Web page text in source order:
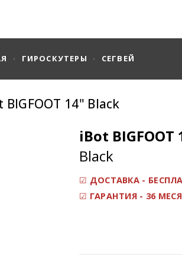
ГИРОСКУТЕРЫ СЕГВЕЙ
BIGFOOT 14" Black
iBot BIGFOOT
Black
☑ ДОСТАВКА -
☑ ГАРАНТИЯ - 36